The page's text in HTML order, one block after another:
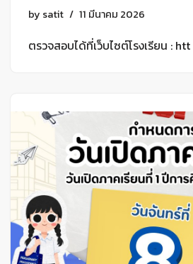
by satit 11 มีนาคม 2026
ตรวจสอบได้ที่เว็บไซต์โรงเรียน : htt